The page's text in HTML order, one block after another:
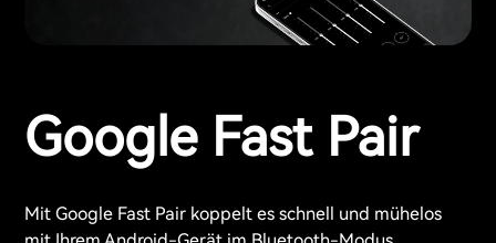
Google Fast Pair
Mit Google Fast Pair koppelt es schnell und mühelos